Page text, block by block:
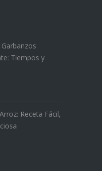
Tiempos y
Receta Fácil,